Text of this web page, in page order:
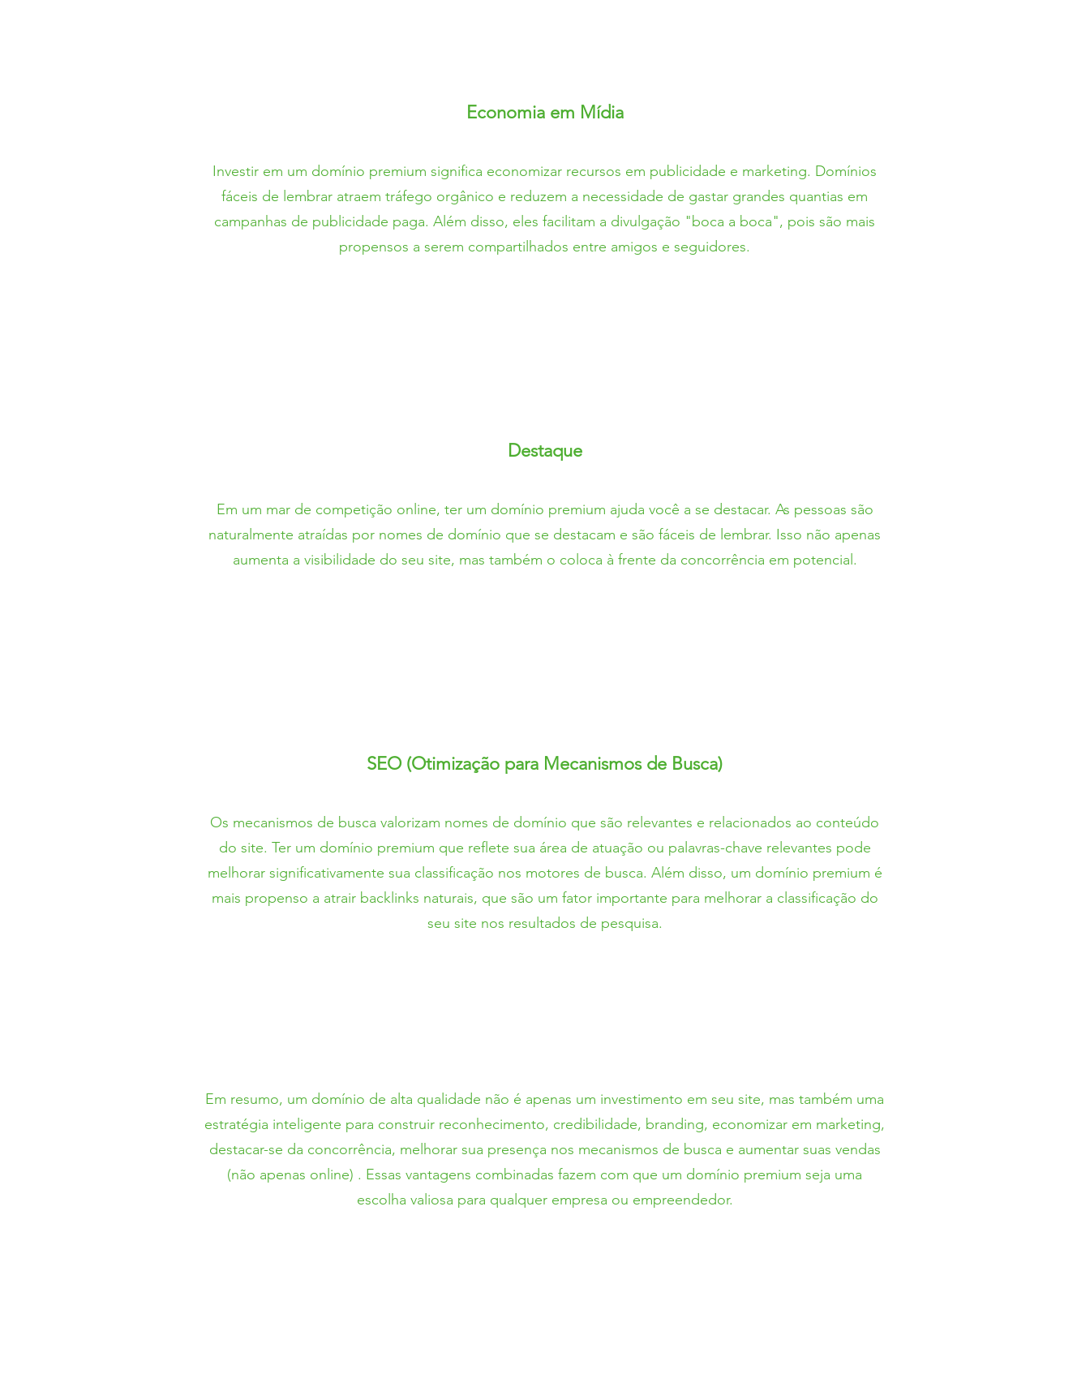
Economia em Mídia
Investir em um domínio premium significa economizar recursos em publicidade e marketing. Domínios
fáceis de lembrar atraem tráfego orgânico e reduzem a necessidade de gastar grandes quantias em
campanhas de publicidade paga. Além disso, eles facilitam a divulgação "boca a boca", pois são mais
propensos a serem compartilhados entre amigos e seguidores.
Destaque
Em um mar de competição online, ter um domínio premium ajuda você a se destacar. As pessoas são
naturalmente atraídas por nomes de domínio que se destacam e são fáceis de lembrar. Isso não apenas
aumenta a visibilidade do seu site, mas também o coloca à frente da concorrência em potencial.
SEO (Otimização para Mecanismos de Busca)
Os mecanismos de busca valorizam nomes de domínio que são relevantes e relacionados ao conteúdo
do site. Ter um domínio premium que reflete sua área de atuação ou palavras-chave relevantes pode
melhorar significativamente sua classificação nos motores de busca. Além disso, um domínio premium é
mais propenso a atrair backlinks naturais, que são um fator importante para melhorar a classificação do
seu site nos resultados de pesquisa.
Em resumo, um domínio de alta qualidade não é apenas um investimento em seu site, mas também uma
estratégia inteligente para construir reconhecimento, credibilidade, branding, economizar em marketing,
destacar-se da concorrência, melhorar sua presença nos mecanismos de busca e aumentar suas vendas
(não apenas online) . Essas vantagens combinadas fazem com que um domínio premium seja uma
escolha valiosa para qualquer empresa ou empreendedor.